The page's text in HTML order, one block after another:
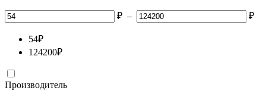
₽ – ₽
54₽
124200₽
Производитель